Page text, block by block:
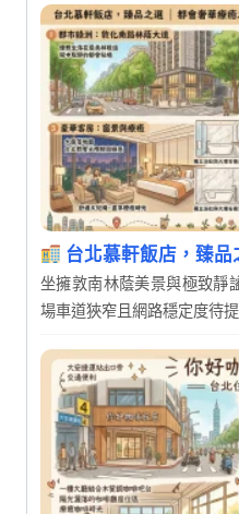
台北慕軒飯店，臻品
坐擁敦南林蔭美景與極致靜
場車道狹窄且網路穩定度待提